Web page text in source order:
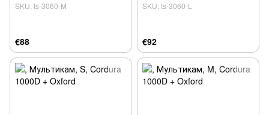
SKU: ts-3060-M
€88
SKU: ts-3060-L
€92